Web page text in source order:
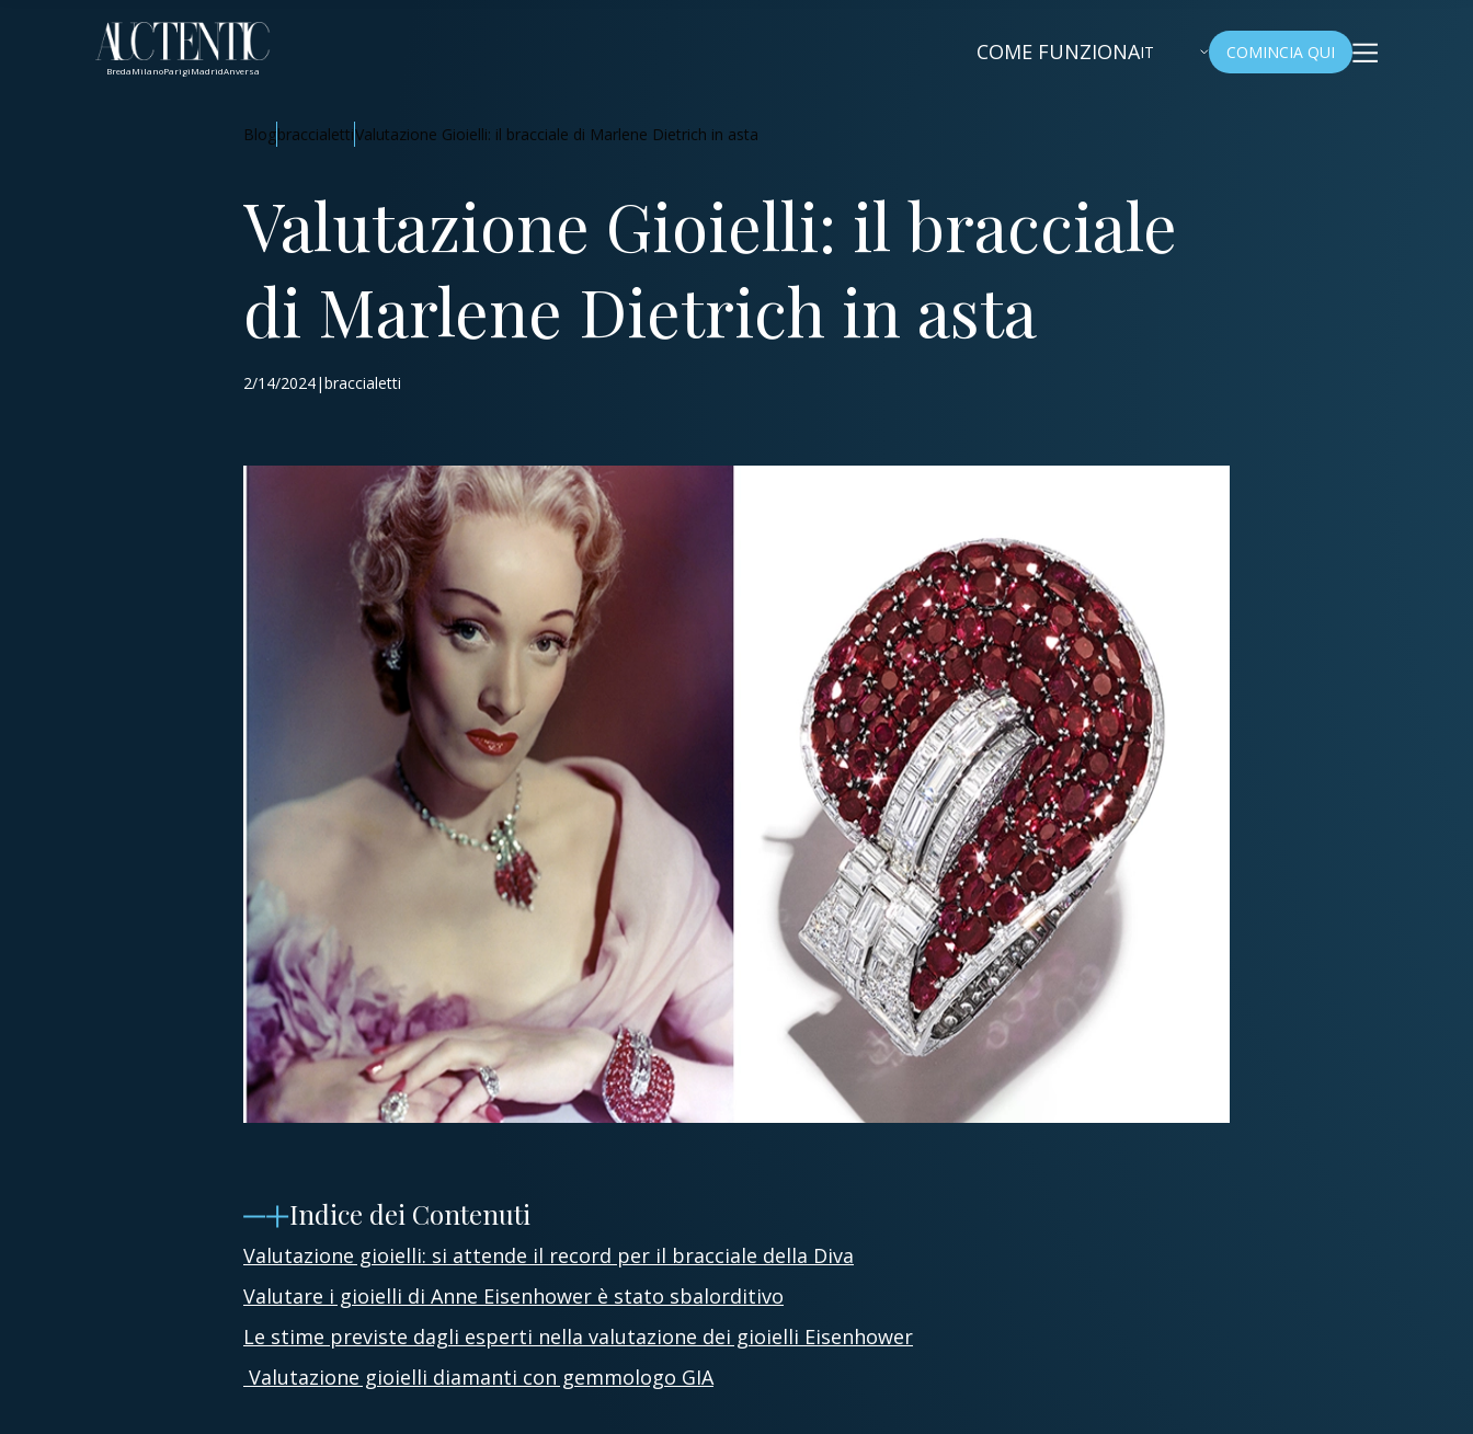
BredaMilanoParigiMadridAnversa
COME FUNZIONAIT COMINCIA QUI
BlogbraccialettiValutazione Gioielli: il bracciale di Marlene Dietrich in asta
Valutazione Gioielli: il bracciale
di Marlene Dietrich in asta
2/14/2024|braccialetti
Indice dei Contenuti
Valutazione gioielli: si attende il record per il bracciale della Diva
Valutare i gioielli di Anne Eisenhower è stato sbalorditivo
Le stime previste dagli esperti nella valutazione dei gioielli Eisenhower
Valutazione gioielli diamanti con gemmologo GIA